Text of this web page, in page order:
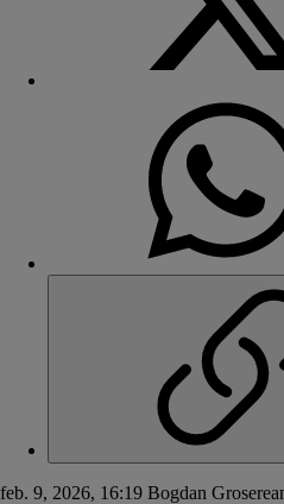
feb. 9, 2026, 16:19 Bogdan